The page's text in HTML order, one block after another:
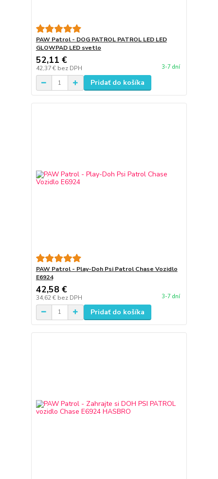
PAW Patrol - DOG PATROL PATROL LED LED
GLOWPAD LED svetlo
52,11 €
42,37 € bez DPH 3-7 dní
Pridať do košíka
PAW Patrol - Play-Doh Psi Patrol Chase Vozidlo
E6924
42,58 €
34,62 € bez DPH 3-7 dní
Pridať do košíka